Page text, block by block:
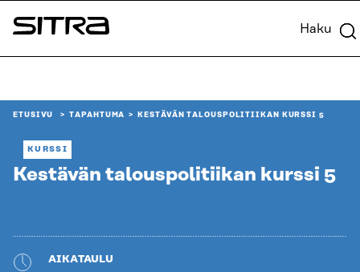
Siirry
suoraan
Sitra Haku
ETUSIVU TAPAHTUMA KESTÄVÄN TALOUSPOLITIIKAN KURSSI 5
KURSSI
Kestävän talouspolitiikan kurssi 5
AIKATAULU